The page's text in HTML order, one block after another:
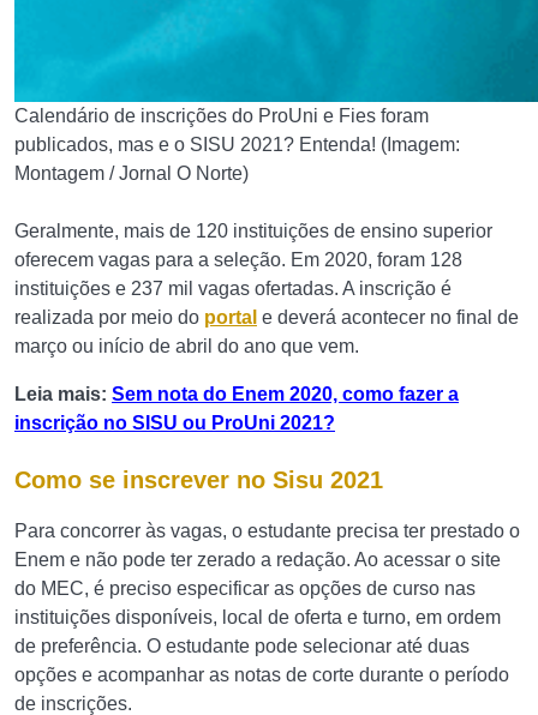
Calendário de inscrições do ProUni e Fies foram
publicados, mas e o SISU 2021? Entenda! (Imagem:
Montagem / Jornal O Norte)
Geralmente, mais de 120 instituições de ensino superior
oferecem vagas para a seleção. Em 2020, foram 128
instituições e 237 mil vagas ofertadas. A inscrição é
realizada por meio do portal e deverá acontecer no final de
março ou início de abril do ano que vem.
Leia mais: Sem nota do Enem 2020, como fazer a
inscrição no SISU ou ProUni 2021?
Como se inscrever no Sisu 2021
Para concorrer às vagas, o estudante precisa ter prestado o
Enem e não pode ter zerado a redação. Ao acessar o site
do MEC, é preciso especificar as opções de curso nas
instituições disponíveis, local de oferta e turno, em ordem
de preferência. O estudante pode selecionar até duas
opções e acompanhar as notas de corte durante o período
de inscrições.